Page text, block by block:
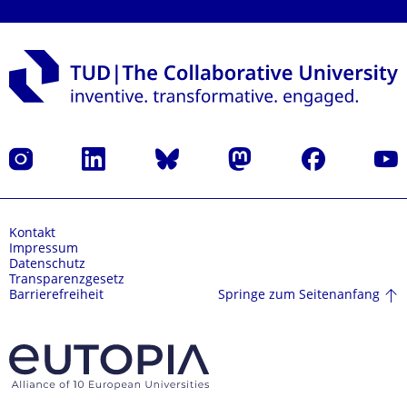
Instagram LinkedIn Bluesky Mastodon Facebook
Kontakt
Impressum
Datenschutz
Transparenzgesetz
Barrierefreiheit
Springe zum Seitenanfang